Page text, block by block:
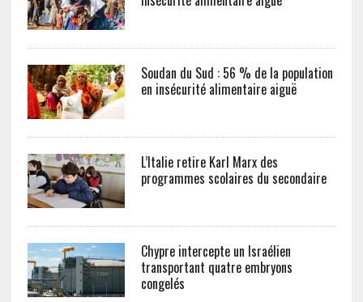
Soudan du Sud : 56 % de la population
en insécurité alimentaire aiguë
L’Italie retire Karl Marx des
programmes scolaires du secondaire
Chypre intercepte un Israélien
transportant quatre embryons
congelés